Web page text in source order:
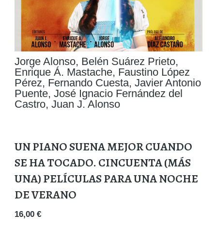
Jorge Alonso, Belén Suárez Prieto,
Enrique Á. Mastache, Faustino López
Pérez, Fernando Cuesta, Javier Antonio
Puente, José Ignacio Fernández del
Castro, Juan J. Alonso
UN PIANO SUENA MEJOR CUANDO
SE HA TOCADO. CINCUENTA (MÁS
UNA) PELÍCULAS PARA UNA NOCHE
DE VERANO
16,00 €